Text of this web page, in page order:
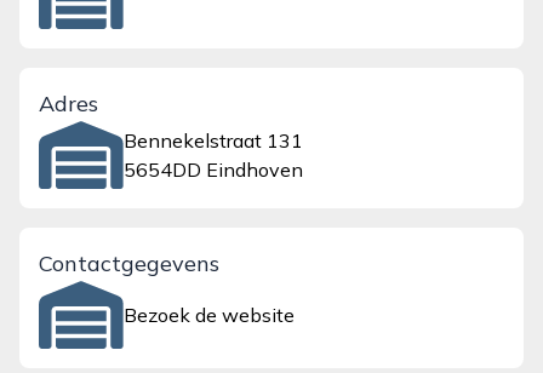
Adres
Bennekelstraat 131
5654DD Eindhoven
Contactgegevens
Bezoek de website